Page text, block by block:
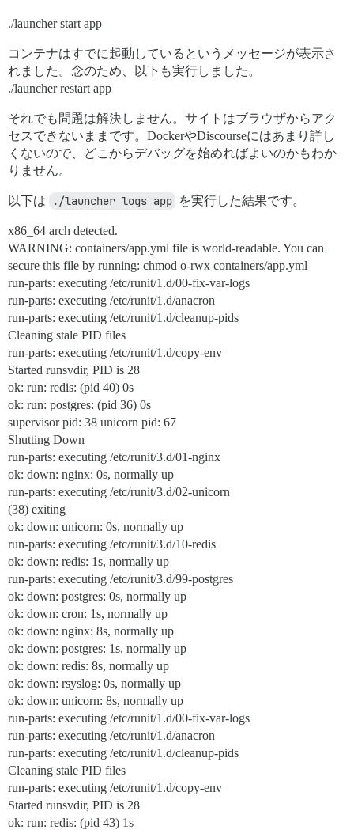
./launcher start app
コンテナはすでに起動しているというメッセージが表示さ
れました。念のため、以下も実行しました。
./launcher restart app
それでも問題は解決しません。サイトはブラウザからアク
セスできないままです。DockerやDiscourseにはあまり詳し
くないので、どこからデバッグを始めればよいのかもわか
りません。
以下は ./launcher logs app を実行した結果です。
x86_64 arch detected.
WARNING: containers/app.yml file is world-readable. You can
secure this file by running: chmod o-rwx containers/app.yml
run-parts: executing /etc/runit/1.d/00-fix-var-logs
run-parts: executing /etc/runit/1.d/anacron
run-parts: executing /etc/runit/1.d/cleanup-pids
Cleaning stale PID files
run-parts: executing /etc/runit/1.d/copy-env
Started runsvdir, PID is 28
ok: run: redis: (pid 40) 0s
ok: run: postgres: (pid 36) 0s
supervisor pid: 38 unicorn pid: 67
Shutting Down
run-parts: executing /etc/runit/3.d/01-nginx
ok: down: nginx: 0s, normally up
run-parts: executing /etc/runit/3.d/02-unicorn
(38) exiting
ok: down: unicorn: 0s, normally up
run-parts: executing /etc/runit/3.d/10-redis
ok: down: redis: 1s, normally up
run-parts: executing /etc/runit/3.d/99-postgres
ok: down: postgres: 0s, normally up
ok: down: cron: 1s, normally up
ok: down: nginx: 8s, normally up
ok: down: postgres: 1s, normally up
ok: down: redis: 8s, normally up
ok: down: rsyslog: 0s, normally up
ok: down: unicorn: 8s, normally up
run-parts: executing /etc/runit/1.d/00-fix-var-logs
run-parts: executing /etc/runit/1.d/anacron
run-parts: executing /etc/runit/1.d/cleanup-pids
Cleaning stale PID files
run-parts: executing /etc/runit/1.d/copy-env
Started runsvdir, PID is 28
ok: run: redis: (pid 43) 1s